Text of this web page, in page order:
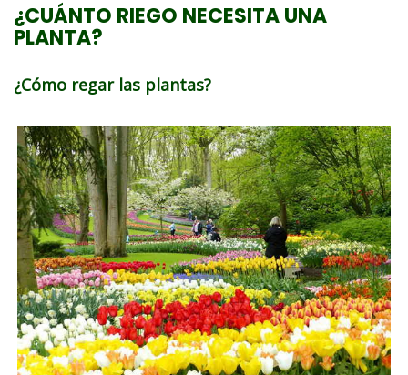
¿CUÁNTO RIEGO NECESITA UNA
PLANTA?
¿Cómo regar las plantas?